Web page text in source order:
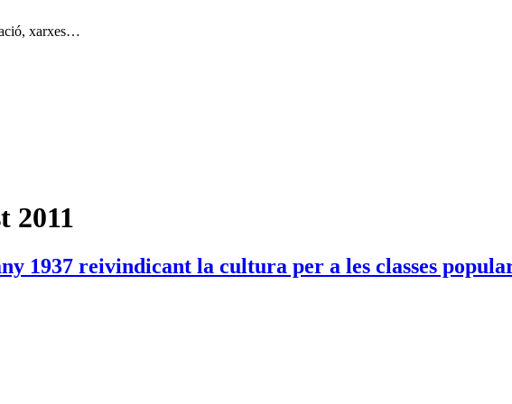
xarxes…
2011
1937 reivindicant la cultura per a les classes